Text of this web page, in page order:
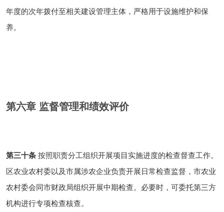
年度的次年拨付至相关建设管理主体，严格用于设施维护和保
养。
第六章 监督管理和绩效评价
第三十条按照职责分工组织开展项目实施进度的检查督查工作。
区农业农村委以及市属涉农企业负责开展日常检查监督，市农业
农村委会同市财政局组织开展中期检查。必要时，可委托第三方
机构进行专项检查核查。